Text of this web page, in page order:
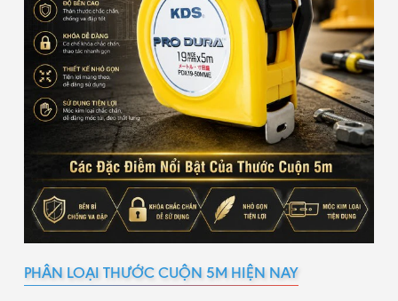
PHÂN LOẠI THƯỚC CUỘN 5M HIỆN NAY